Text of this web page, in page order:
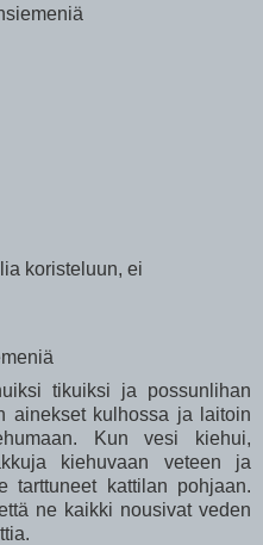
koristeluun, ei
tikuiksi ja possunlihan
ainekset kulhossa ja laitoin
Kun vesi kiehui,
kiehuvaan veteen ja
tarttuneet kattilan pohjaan.
ne kaikki nousivat veden